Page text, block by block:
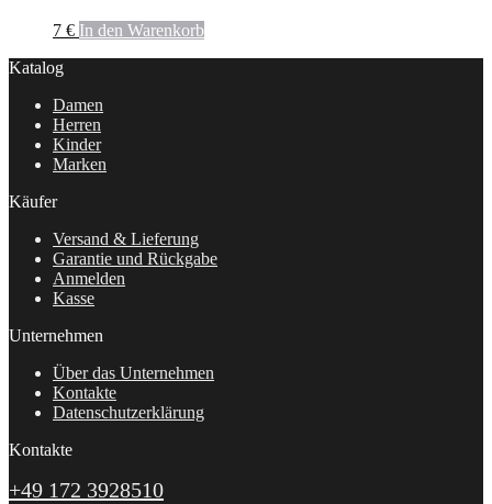
7 € In den Warenkorb
Katalog
Damen
Herren
Kinder
Marken
Käufer
Versand & Lieferung
Garantie und Rückgabe
Anmelden
Kasse
Unternehmen
Über das Unternehmen
Kontakte
Datenschutzerklärung
Kontakte
+49 172 3928510